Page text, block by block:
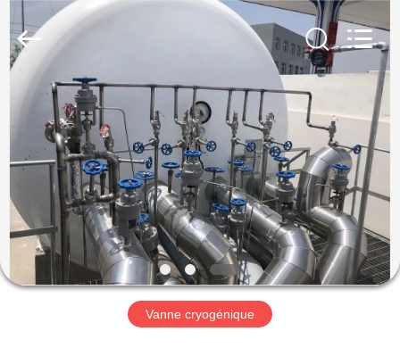
MAISON
PRODUITS
VIDÉOS
AU
Liangchuan
Mechanical
Equipment
Co.,Ltd.
Vanne cryogénique